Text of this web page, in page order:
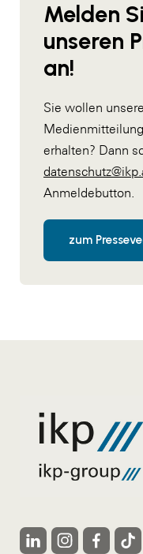
Melden
unseren
an!
Sie wollen
erhalten? Dann
Anmeldebutton.
zum